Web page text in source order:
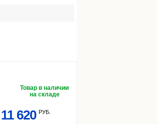
Товар в наличии
на складе
11 620 РУБ.